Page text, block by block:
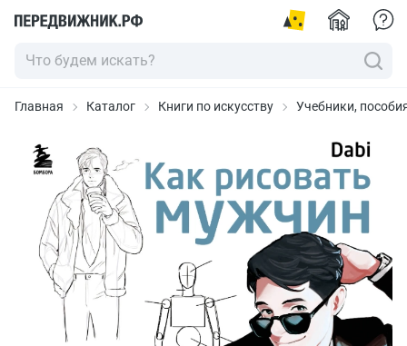
Главная Каталог Книги по искусству Учебники,